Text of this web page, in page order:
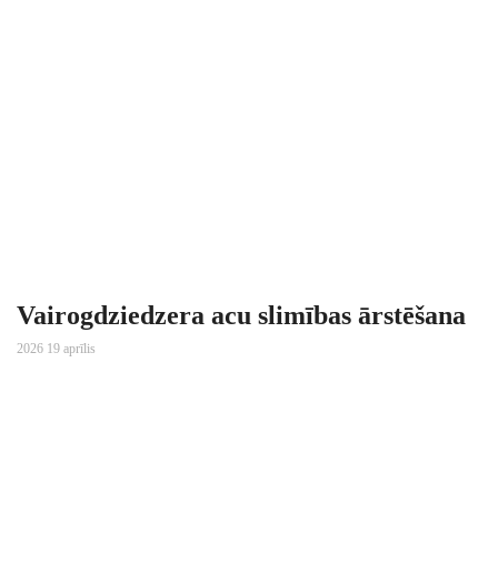
Vairogdziedzera acu slimības ārstēšana
2026 19 aprīlis